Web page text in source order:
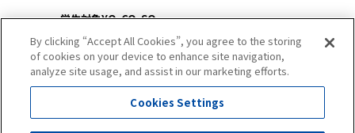
学生対象YO-CO-SO
（ようこそ）FOOMA
会場アクセス
会場マップ
出展社情報
プライバシーポリシー
サイトマップ
By clicking “Accept All Cookies”, you agree to the storing
of cookies on your device to enhance site navigation,
analyze site usage, and assist in our marketing efforts.
Cookies Settings